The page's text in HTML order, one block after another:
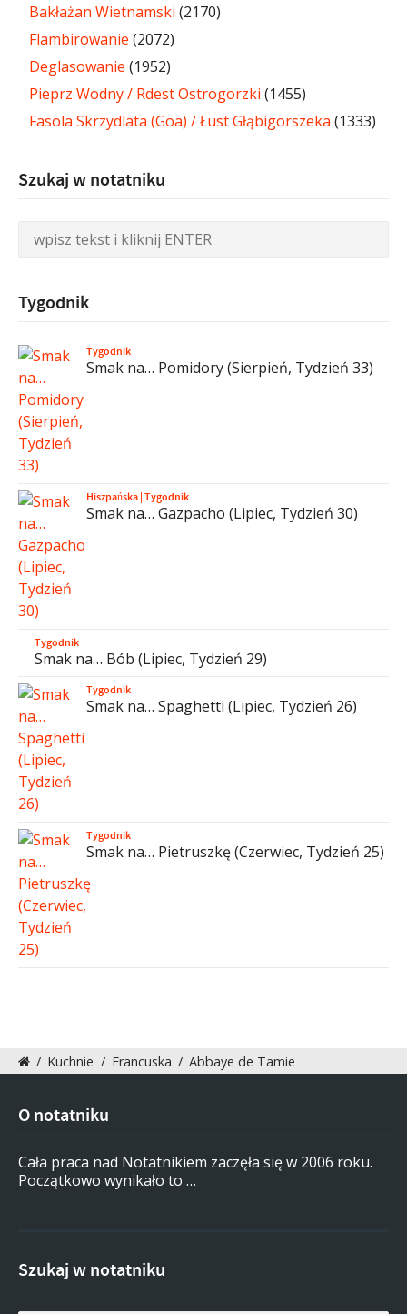
Bakłażan Wietnamski (2170)
Flambirowanie (2072)
Deglasowanie (1952)
Pieprz Wodny / Rdest Ostrogorzki (1455)
Fasola Skrzydlata (Goa) / Łust Głąbigorszeka (1333)
Szukaj w notatniku
Tygodnik
Tygodnik
Smak na… Pomidory (Sierpień, Tydzień 33)
Hiszpańska|Tygodnik
Smak na… Gazpacho (Lipiec, Tydzień 30)
Tygodnik
Smak na… Bób (Lipiec, Tydzień 29)
Tygodnik
Smak na… Spaghetti (Lipiec, Tydzień 26)
Tygodnik
Smak na… Pietruszkę (Czerwiec, Tydzień 25)
/ Kuchnie / Francuska / Abbaye de Tamie
O notatniku
Cała praca nad Notatnikiem zaczęła się w 2006 roku.
Początkowo wynikało to …
Szukaj w notatniku